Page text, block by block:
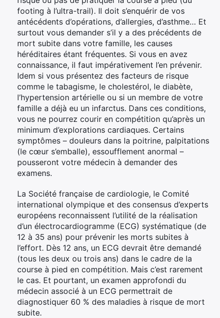
footing à l’ultra-trail). Il doit s’enquérir de vos
antécédents d’opérations, d’allergies, d’asthme… Et
surtout vous demander s’il y a des précédents de
mort subite dans votre famille, les causes
héréditaires étant fréquentes. Si vous en avez
connaissance, il faut impérativement l’en prévenir.
Idem si vous présentez des facteurs de risque
comme le tabagisme, le cholestérol, le diabète,
l’hypertension artérielle ou si un membre de votre
famille a déjà eu un infarctus. Dans ces conditions,
vous ne pourrez courir en compétition qu’après un
minimum d’explorations cardiaques. Certains
symptômes – douleurs dans la poitrine, palpitations
(le cœur s’emballe), essoufflement anormal –
pousseront votre médecin à demander des
examens.
La Société française de cardiologie, le Comité
international olympique et des consensus d’experts
européens reconnaissent l’utilité de la réalisation
d’un électrocardiogramme (ECG) systématique (de
12 à 35 ans) pour prévenir les morts subites à
l’effort. Dès 12 ans, un ECG devrait être demandé
(tous les deux ou trois ans) dans le cadre de la
course à pied en compétition. Mais c’est rarement
le cas. Et pourtant, un examen approfondi du
médecin associé à un ECG permettrait de
diagnostiquer 60 % des maladies à risque de mort
subite.